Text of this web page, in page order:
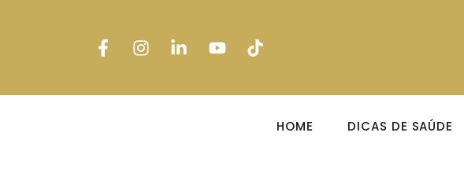
HOME DICAS DE SAÚDE